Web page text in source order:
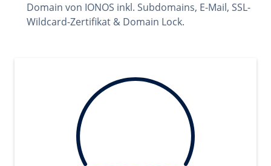
Domain von IONOS inkl. Subdomains, E-Mail, SSL-
Wildcard-Zertifikat & Domain Lock.